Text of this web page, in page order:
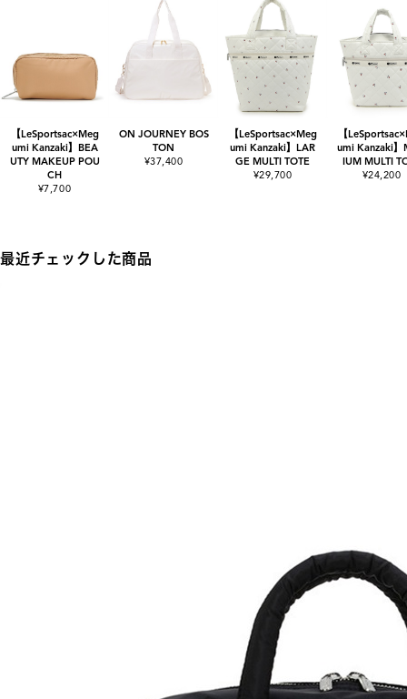
【LeSportsac×Meg
umi Kanzaki】BEA
UTY MAKEUP POU
CH
¥7,700
ON JOURNEY BOS
TON
¥37,400
【LeSportsac×Meg
umi Kanzaki】LAR
GE MULTI TOTE
¥29,700
【
umi Kanzaki】
IUM MULTI
¥24,200
最近チェックした商品